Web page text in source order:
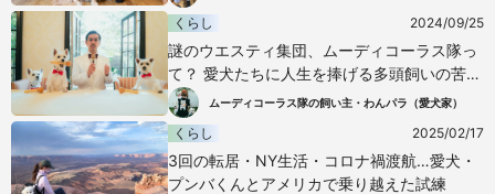
くらし 2024/09/25
謎のウエスティ集団、ムーディコーラス隊っ
て？ 愛犬たちに人生を捧げる多頭飼いの苦悩
と幸せムーディコーラス隊の飼い主・わんパラ（愛犬家）
くらし 2025/02/17
3回の転居・NY生活・コロナ禍渡航…愛犬・
プンバくんとアメリカで乗り越えた試練